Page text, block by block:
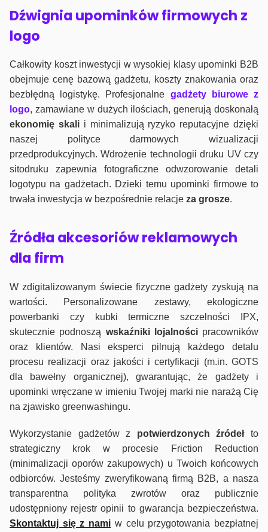
Dźwignia upominków firmowych z
logo
Całkowity koszt inwestycji w wysokiej klasy upominki B2B
obejmuje cenę bazową gadżetu, koszty znakowania oraz
bezbłędną logistykę. Profesjonalne gadżety biurowe z
logo, zamawiane w dużych ilościach, generują doskonałą
ekonomię skalii minimalizują ryzyko reputacyjne dzięki
naszej polityce darmowych wizualizacji
przedprodukcyjnych. Wdrożenie technologii druku UV czy
sitodruku zapewnia fotograficzne odwzorowanie detali
logotypu na gadżetach. Dzieki temu upominki firmowe to
trwała inwestycja w bezpośrednie relacje za grosze.
Źródła akcesoriów reklamowych
dla firm
W zdigitalizowanym świecie fizyczne gadżety zyskują na
wartości. Personalizowane zestawy, ekologiczne
powerbanki czy kubki termiczne szczelności IPX,
skutecznie podnoszą wskaźniki lojalnościpracowników
oraz klientów. Nasi eksperci pilnują każdego detalu
procesu realizacji oraz jakości i certyfikacji (m.in. GOTS
dla bawełny organicznej), gwarantując, że gadżety i
upominki wręczane w imieniu Twojej marki nie narażą Cię
na zjawisko greenwashingu.
Wykorzystanie gadżetów z potwierdzonych źródełto
strategiczny krok w procesie Friction Reduction
(minimalizacji oporów zakupowych) u Twoich końcowych
odbiorców. Jesteśmy zweryfikowaną firmą B2B, a nasza
transparentna polityka zwrotów oraz publicznie
udostępniony rejestr opinii to gwarancja bezpieczeństwa.
Skontaktuj się z nami w celu przygotowania bezpłatnej